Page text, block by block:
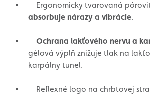
Ergonomicky tvarovaná
absorbuje nárazy a vibrácie.
Ochrana lakťového nervu a
gélová výplň znižuje tlak na
karpálny tunel.
Reflexné logo na chrbtovej